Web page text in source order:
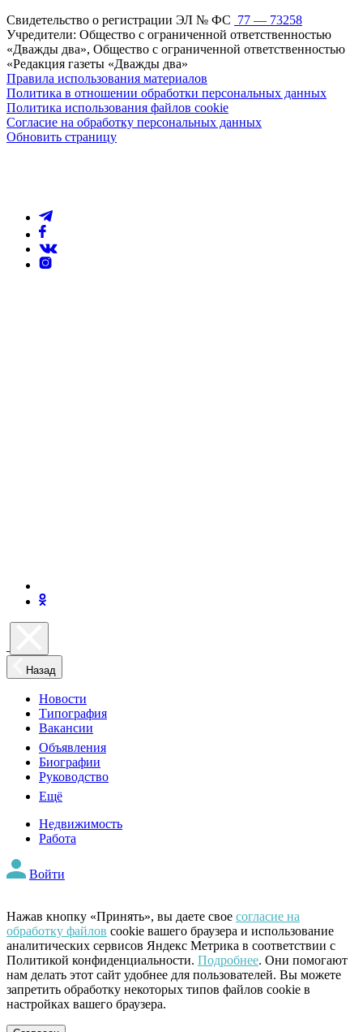
Свидетельство о регистрации ЭЛ № ФС 77 — 73258
Учредители: Общество с ограниченной ответственностью
«Дважды два», Общество с ограниченной ответственностью
«Редакция газеты «Дважды два»
Правила использования материалов
Политика в отношении обработки персональных данных
Политика использования файлов cookie
Согласие на обработку персональных данных
Обновить страницу
Назад
Новости
Типография
Вакансии
Объявления
Биографии
Руководство
Ещё
Недвижимость
Работа
Войти
Нажав кнопку «Принять», вы даете свое согласие на
обработку файлов cookie вашего браузера и использование
аналитических сервисов Яндекс Метрика в соответствии с
Политикой конфиденциальности. Подробнее. Они помогают
нам делать этот сайт удобнее для пользователей. Вы можете
запретить обработку некоторых типов файлов cookie в
настройках вашего браузера.